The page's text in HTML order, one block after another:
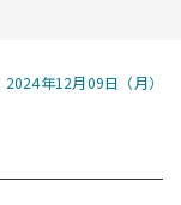
2024年12月09日（月）